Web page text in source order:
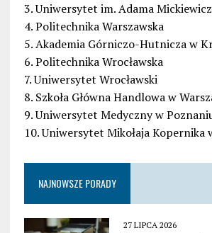
3. Uniwersytet im. Adama
4. Politechnika Warszawska
5. Akademia Górniczo-Hutnicza w
6. Politechnika Wrocławska
7. Uniwersytet Wrocławski
8. Szkoła Główna Handlowa w
9. Uniwersytet Medyczny w
10. Uniwersytet Mikołaja Kopernika
NAJNOWSZE PORADY
27 LIPCA 2026